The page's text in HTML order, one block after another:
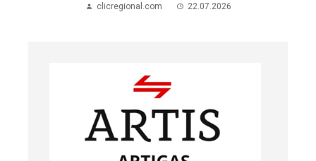
22.07.2026